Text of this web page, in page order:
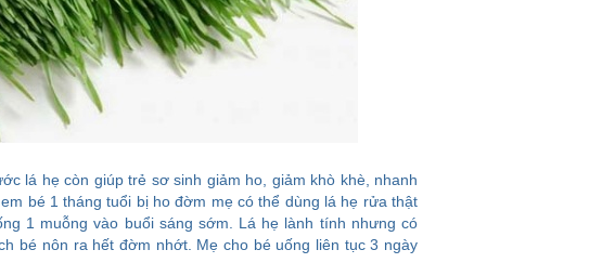
lá hẹ còn giúp trẻ sơ sinh giảm ho, giảm khò khè, nhanh
bé 1 tháng tuổi bị ho đờm mẹ có thể dùng lá hẹ rửa thật
1 muỗng vào buổi sáng sớm. Lá hẹ lành tính nhưng có
bé nôn ra hết đờm nhớt. Mẹ cho bé uống liên tục 3 ngày